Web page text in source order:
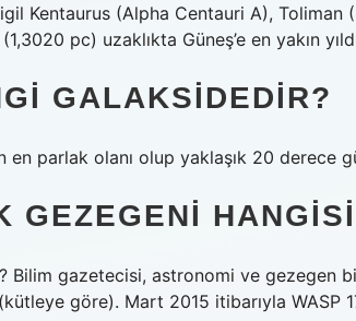
Kentaurus (Alpha Centauri A), Toliman
pc) uzaklıkta Güneş’e en yakın
GALAKSIDEDIR?
en parlak olanı olup yaklaşık 20 derece
GEZEGENI
gazetecisi, astronomi ve gezegen
göre). Mart 2015 itibarıyla WASP